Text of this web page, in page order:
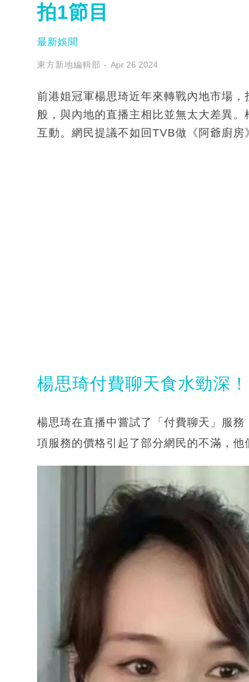
拍1節目
最新娛聞
東方新地編輯部 Apr 26 2024
前港姐冠軍楊思琦近年來轉戰內地市場
般，與內地的直播主相比並無太大差異
互動。網民提議不如回TVB做《阿爺廚房
楊思琦付費聊天食水勁深！
楊思琦在直播中嘗試了「付費聊天」服
項服務的價格引起了部分網民的不滿，他